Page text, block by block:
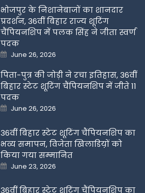
भोजपुर के निशानेबाजों का शानदार
प्रदर्शन, 36वीं बिहार राज्य शूटिंग
चैंपियनशिप में पलक सिंह ने जीता स्वर्ण
पदक
Posted
on
June 26, 2026
पिता-पुत्र की जोड़ी ने रचा इतिहास, 36वीं
बिहार स्टेट शूटिंग चैंपियनशिप में जीते 11
पदक
Posted
on
June 26, 2026
36वीं बिहार स्टेट शूटिंग चैंपियनशिप का
भव्य समापन, विजेता खिलाडिय़ों को
किया गया सम्मानित
Posted
on
June 23, 2026
36वीं बिहार स्टेट शूटिंग चैंपियनशिप का